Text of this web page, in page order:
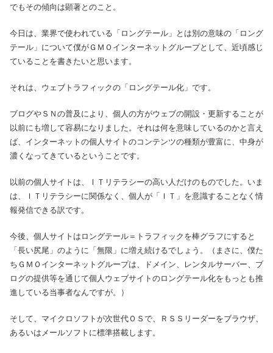
でもその傾向は顕著とのこと。
今日は、業界で使われている「ロングテール」とは別の意味の「ロング
テール」について僕がＧＭＯインターネットグループとして、近頃感じ
ていることを書きたいと思います。
それは、ウェブトラフィックの「ロングテール化」です。
ブログやＳＮの普及により、個人の方がウェブの開設・更新することが
以前にも増して容易になりました。それは何を意味しているのかと言え
ば、インターネットの個人サイトのコンテンツの種類が豊富に、中身が
濃くなってきているということです。
以前の個人サイトは、ＩＴリテラシーの高い人だけのものでした。いま
は、ＩＴリテラシーに関係なく、個人が「ＩＴ」を意識することなく情
報発信できる訳です。
今後、個人サイトはロングテール＝トラフィックを棒グラフにすると
「長い尻尾」のように「無限」に増え続けるでしょう。（まさに、僕た
ちＧＭＯインターネットグループは、ドメイン、レンタルサーバー、ブ
ログの提供等を通じて個人ウェブサイトのロングテール化をもっとも推
進している当事者なんですが。）
そして、マイクロソフトが次世代ＯＳで、ＲＳＳリーダーをブラウザ、
あるいはメールソフトに標準搭載します。